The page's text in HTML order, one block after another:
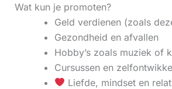
Wat kun je promoten?
Geld verdienen (zoals
Gezondheid en afvallen
Hobby’s zoals muziek of
Cursussen en
Liefde, mindset en